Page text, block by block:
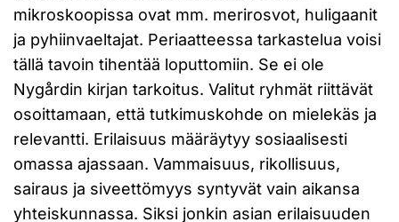
mikroskoopissa ovat mm. merirosvot, huligaanit
ja pyhiinvaeltajat. Periaatteessa tarkastelua voisi
tällä tavoin tihentää loputtomiin. Se ei ole
Nygårdin kirjan tarkoitus. Valitut ryhmät riittävät
osoittamaan, että tutkimuskohde on mielekäs ja
relevantti. Erilaisuus määräytyy sosiaalisesti
omassa ajassaan. Vammaisuus, rikollisuus,
sairaus ja siveettömyys syntyvät vain aikansa
yhteiskunnassa. Siksi jonkin asian erilaisuuden